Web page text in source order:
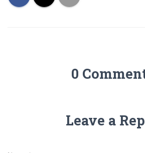
0
Leave a